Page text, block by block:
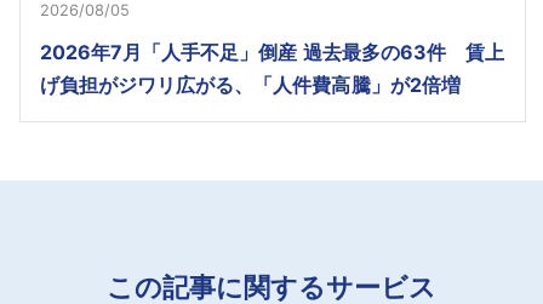
2026/08/05
2026年7月「人手不足」倒産 過去最多の63件 賃上
げ負担がジワリ広がる、「人件費高騰」が2倍増
この記事に関するサービス